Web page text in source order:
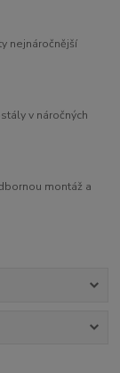
nejnáročnější
v náročných
montáž a